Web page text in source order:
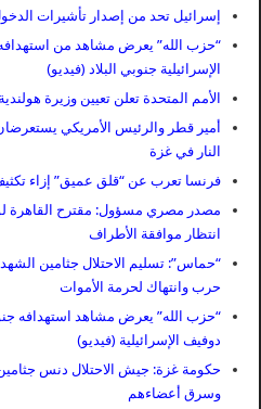
إسرائيل تحد من إصدار تأشيرات
“حزب الله” يعرض مشاهد من
الإسرائيلية جنوبي البلاد (فيديو)
الأمم المتحدة تعلن تعيين وزيرة
أمير قطر والرئيس الأمريكي
النار في غزة
فرنسا تعرب عن “قلق عميق” إزاء
مصدر مصري مسؤول: مقترح القاهرة
انتظار موافقة الأطراف
“حماس”: تسليم الاحتلال جثامين
حرب وانتهاك لحرمة الأموات
“حزب الله” يعرض مشاهد استهدافه
دوفيف الإسرائيلية (فيديو)
وسرق أعضاءهم